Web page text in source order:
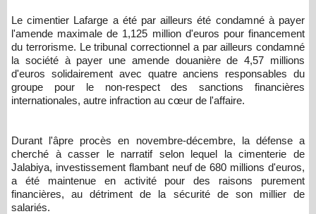
Le cimentier Lafarge a été par ailleurs été condamné à payer
l'amende maximale de 1,125 million d'euros pour financement
du terrorisme. Le tribunal correctionnel a par ailleurs condamné
la société à payer une amende douanière de 4,57 millions
d'euros solidairement avec quatre anciens responsables du
groupe pour le non-respect des sanctions financières
internationales, autre infraction au cœur de l'affaire.
Durant l'âpre procès en novembre-décembre, la défense a
cherché à casser le narratif selon lequel la cimenterie de
Jalabiya, investissement flambant neuf de 680 millions d'euros,
a été maintenue en activité pour des raisons purement
financières, au détriment de la sécurité de son millier de
salariés.